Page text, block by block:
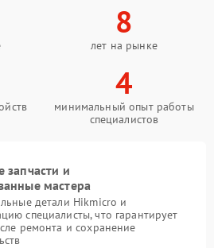
8
лет на рынке
4
минимальный опыт работы
специалистов
запчасти и
мастера
детали Hikmicro и
специалисты, что гарантирует
ремонта и сохранение